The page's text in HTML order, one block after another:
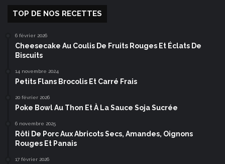
TOP DE NOS RECETTES
6 février 2026
Cheesecake Au Coulis De Fruits Rouges Et Éclats De
Biscuits
14 novembre 2024
Petits Flans Brocolis Et Carré Frais
20 février 2026
Poke Bowl Au Thon Et À La Sauce Soja Sucrée
6 novembre 2025
Rôti De Porc Aux Abricots Secs, Amandes, Oignons
Rouges Et Panais
17 février 2026